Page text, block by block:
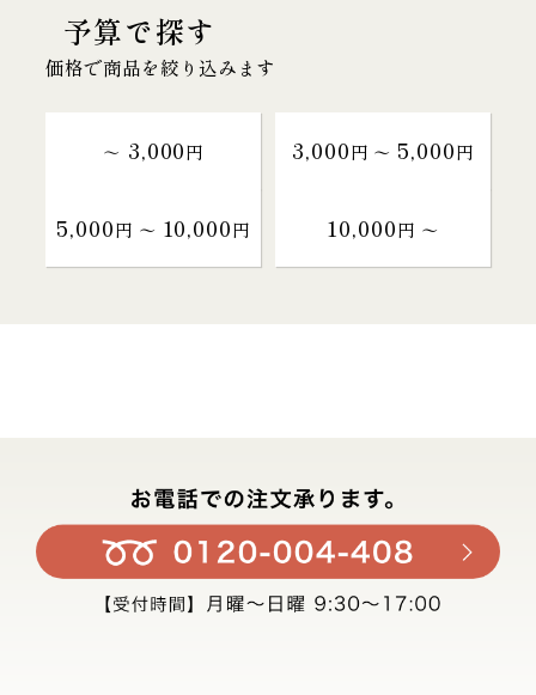
予算で探す
価格で商品を絞り込みます
～ 3,000円 3,000円 〜 5,000円
5,000円 〜 10,000円 10,000円 〜